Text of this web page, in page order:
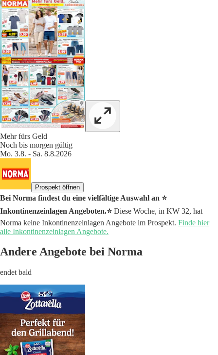
Mehr fürs Geld
Noch bis morgen gültig
Mo. 3.8. - Sa. 8.8.2026
Prospekt öffnen
Bei Norma findest du eine vielfältige Auswahl an ⭐️
Inkontinenzeinlagen Angeboten.⭐️Diese Woche, in KW 32, hat
Norma keine Inkontinenzeinlagen Angebote im Prospekt. Finde hier
alle Inkontinenzeinlagen Angebote.
Andere Angebote bei Norma
endet bald